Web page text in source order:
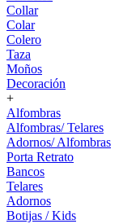
Collar
Colar
Colero
Taza
Moños
Decoración
+
Alfombras
Alfombras/ Telares
Adornos/ Alfombras
Porta Retrato
Bancos
Telares
Adornos
Botijas / Kids